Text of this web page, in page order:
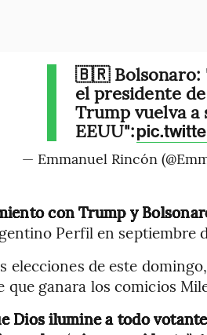
🇧🇷 Bolsonaro:
el presidente
Trump vuelva
EEUU":
— Emmanuel Rincón
con Trump y
Perfil en septiembre
elecciones de este
que ganara los comicios
Dios ilumine a todo